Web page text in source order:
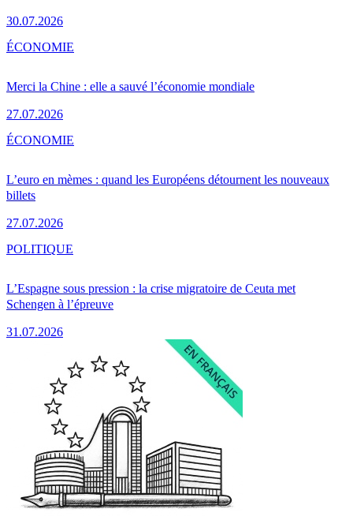
30.07.2026
Merci la Chine : elle a sauvé l’économie mondiale
27.07.2026
ÉCONOMIE
L’euro en mèmes : quand les Européens détournent les nouveaux
billets
27.07.2026
ÉCONOMIE
L’Espagne sous pression : la crise migratoire de Ceuta met
Schengen à l’épreuve
31.07.2026
POLITIQUE